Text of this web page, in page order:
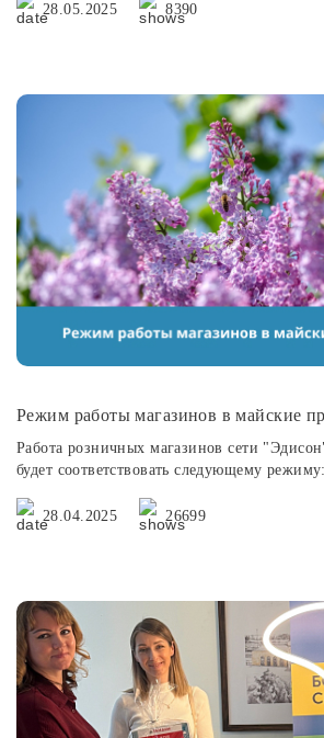
28.05.2025 8390
Режим работы магазинов в майские
Работа розничных магазинов сети
будет соответствовать следующему режиму:
28.04.2025 26699